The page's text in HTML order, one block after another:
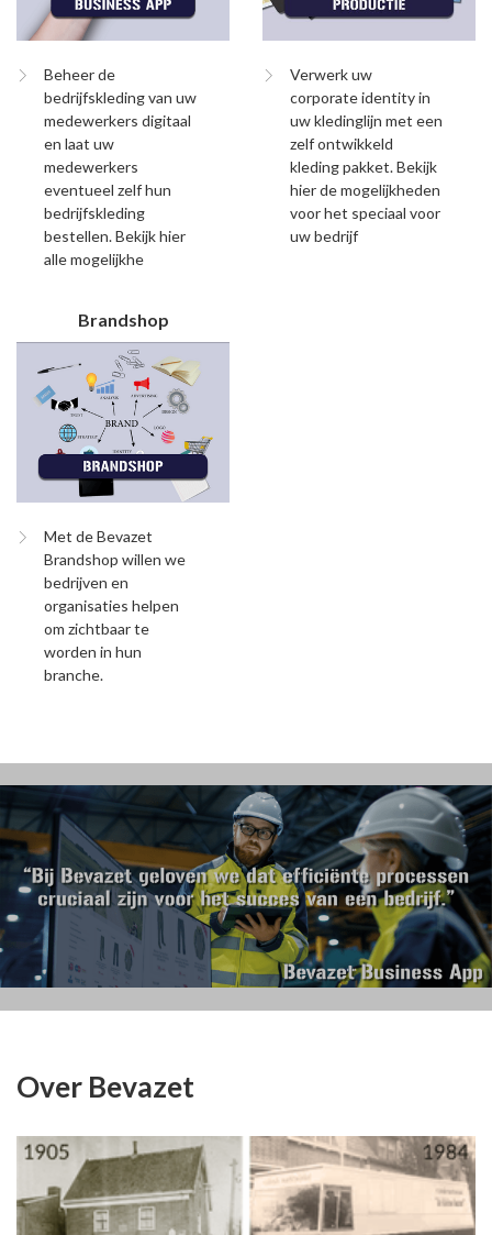
Beheer de
bedrijfskleding van uw
medewerkers digitaal
en laat uw
medewerkers
eventueel zelf hun
bedrijfskleding
bestellen. Bekijk hier
alle mogelijkhe
Verwerk uw
corporate identity in
uw kledinglijn met een
zelf ontwikkeld
kleding pakket. Bekijk
hier de mogelijkheden
voor het speciaal voor
uw bedrijf
Brandshop
Met de Bevazet
Brandshop willen we
bedrijven en
organisaties helpen
om zichtbaar te
worden in hun
branche.
Over Bevazet